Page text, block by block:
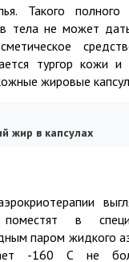
Такого полного
тела не может
тургор кожи и
жировые
жир в капсулах
в
паром жидкого
-160 С не